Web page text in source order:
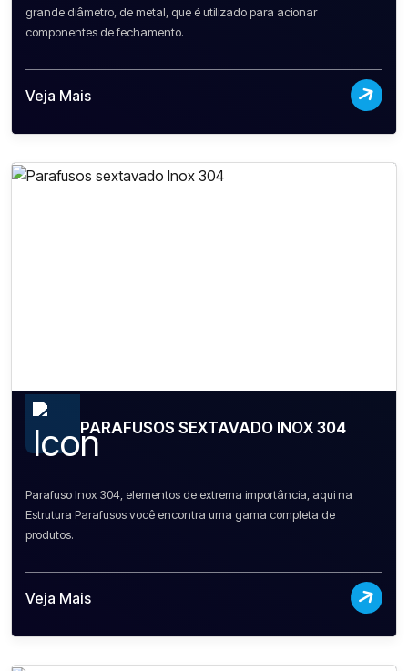
grande diâmetro, de metal, que é utilizado para acionar
componentes de fechamento.
Veja Mais
PARAFUSOS SEXTAVADO INOX 304
Parafuso Inox 304, elementos de extrema importância, aqui na
Estrutura Parafusos você encontra uma gama completa de
produtos.
Veja Mais